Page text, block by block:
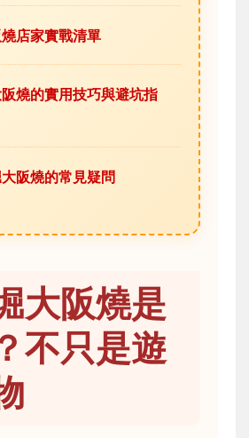
店家實戰清單
燒的實用技巧與避坑指
阪燒的常見疑問
大阪燒是
不只是遊